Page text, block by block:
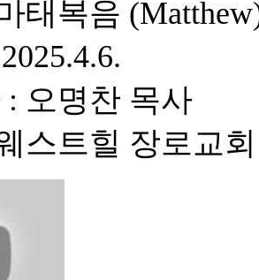
태복음
: 오명찬 목사
스트힐 장로교회